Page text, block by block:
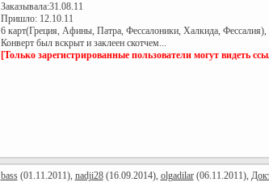
Заказывала:31.08.11
Пришло: 12.10.11
6 карт(Греция, Афины, Патра, Фессалоники, Халкида,
Конверт был вскрыт и заклеен скотчем...
[Только зарегистрированные пользователи могут видеть
bass(01.11.2011), nadji28(16.09.2014), olgadilar(06.11.2011),